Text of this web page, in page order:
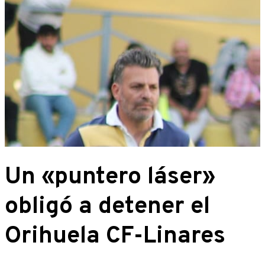
Un «puntero láser»
obligó a detener el
Orihuela CF-Linares